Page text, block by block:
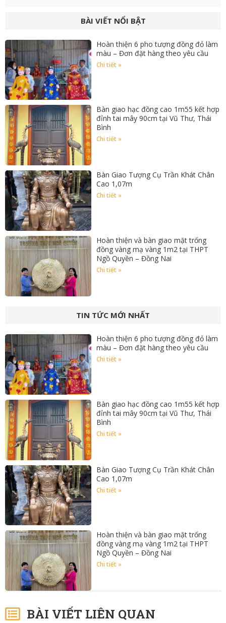
BÀI VIẾT NỔI BẬT
Hoàn thiện 6 pho tượng đồng đỏ làm
màu – Đơn đặt hàng theo yêu cầu
Chi tiết »
Bàn giao hạc đồng cao 1m55 kết hợp
đỉnh tai mây 90cm tại Vũ Thư, Thái
Bình
Chi tiết »
Bàn Giao Tượng Cụ Trần Khát Chân
Cao 1,07m
Chi tiết »
Hoàn thiện và bàn giao mặt trống
đồng vàng mạ vàng 1m2 tại THPT
Ngồ Quyền – Đồng Nai
Chi tiết »
TIN TỨC MỚI NHẤT
Hoàn thiện 6 pho tượng đồng đỏ làm
màu – Đơn đặt hàng theo yêu cầu
Chi tiết »
Bàn giao hạc đồng cao 1m55 kết hợp
đỉnh tai mây 90cm tại Vũ Thư, Thái
Bình
Chi tiết »
Bàn Giao Tượng Cụ Trần Khát Chân
Cao 1,07m
Chi tiết »
Hoàn thiện và bàn giao mặt trống
đồng vàng mạ vàng 1m2 tại THPT
Ngồ Quyền – Đồng Nai
Chi tiết »
BÀI VIẾT LIÊN QUAN